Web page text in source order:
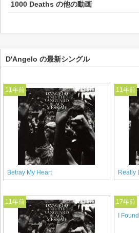
1000 Deaths の他の動画
D'Angelo の最新シングル
11年前
Betray My Heart
11年前
Really
11年前
17年前
I